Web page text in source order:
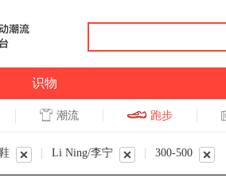
识物
潮流 跑步
Li Ning/李宁 300-500